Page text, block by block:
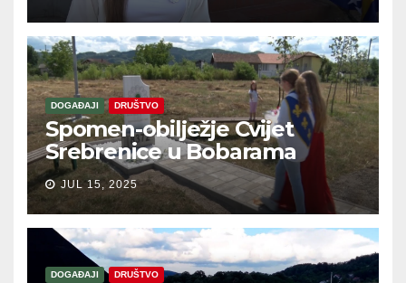
DOGAĐAJI DRUŠTVO
Spomen-obilježje Cvijet
Srebrenice u Bobarama
JUL 15, 2025
DOGAĐAJI DRUŠTVO